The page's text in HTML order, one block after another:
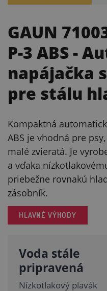
GAUN
P-3 ABS-
napájačka
pre stálu
Kompaktná
ABS je vhodná pre
malé zvieratá. Je
a vďaka
priebežne rovnakú
zásobník.
HLAVNÉ VÝHODY
Voda stále
pripravená
Nízkotlakový plavák